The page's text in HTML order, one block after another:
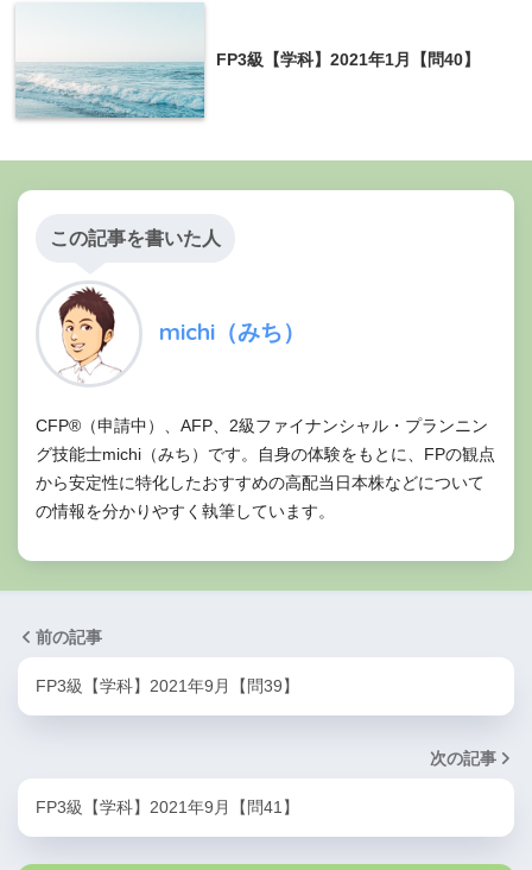
FP3級【学科】2021年1月【問40】
この記事を書いた人
michi（みち）
CFP®（申請中）、AFP、2級ファイナンシャル・プランニン
グ技能士michi（みち）です。自身の体験をもとに、FPの観点
から安定性に特化したおすすめの高配当日本株などについて
の情報を分かりやすく執筆しています。
前の記事
FP3級【学科】2021年9月【問39】
次の記事
FP3級【学科】2021年9月【問41】